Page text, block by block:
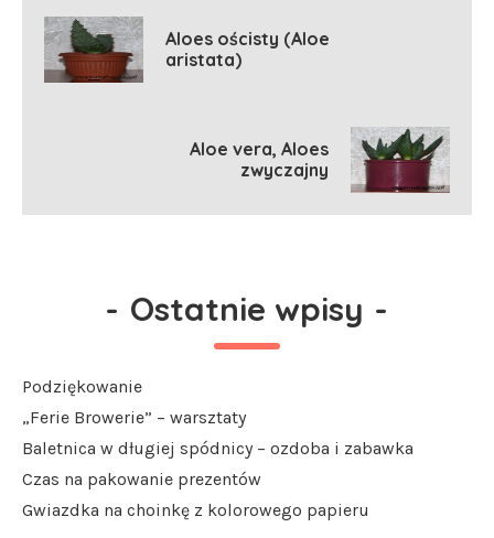
Aloes ościsty (Aloe
aristata)
Aloe vera, Aloes
zwyczajny
- Ostatnie wpisy -
Podziękowanie
„Ferie Browerie” – warsztaty
Baletnica w długiej spódnicy – ozdoba i zabawka
Czas na pakowanie prezentów
Gwiazdka na choinkę z kolorowego papieru